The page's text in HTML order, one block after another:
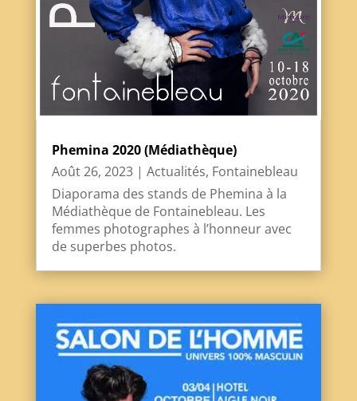
Phemina 2020 (Médiathèque)
Août 26, 2023| Actualités, Fontainebleau
Diaporama des stands de Phemina à la
Médiathèque de Fontainebleau. Les
femmes photographes à l’honneur avec
de superbes photos.